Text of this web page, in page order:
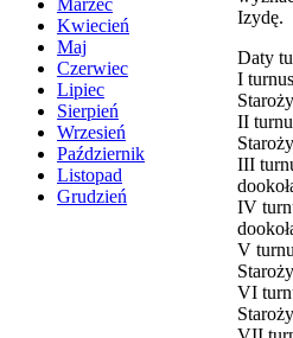
Marzec
Kwiecień
Maj
Czerwiec
Lipiec
Sierpień
Wrzesień
Październik
Listopad
Grudzień
Izydę.
Daty
I
II
III
IV
V
VI